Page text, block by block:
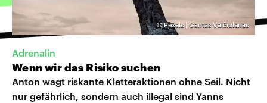
©Pexels | Gantas Vaičiulėnas
Adrenalin
Wenn wir das Risiko suchen
Anton wagt riskante Kletteraktionen ohne Seil. Nicht
nur gefährlich, sondern auch illegal sind Yanns